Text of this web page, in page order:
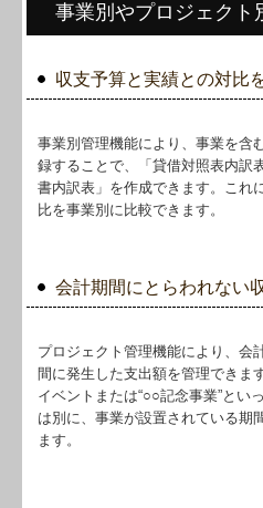
事業別やプロジェクト
収支予算と実績との対比
事業別管理機能により、事業を含
録することで、「貸借対照表内訳
書内訳表」を作成できます。これ
比を事業別に比較できます。
会計期間にとらわれない
プロジェクト管理機能により、会
間に発生した支出額を管理できま
イベントまたは“○○記念事業”とい
は別に、事業が設置されている期
ます。